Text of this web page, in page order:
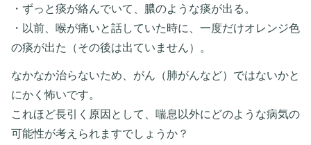
・ずっと痰が絡んでいて、膿のような痰が出る。
・以前、喉が痛いと話していた時に、一度だけオレンジ色
の痰が出た（その後は出ていません）。
なかなか治らないため、がん（肺がんなど）ではないかと
にかく怖いです。
これほど長引く原因として、喘息以外にどのような病気の
可能性が考えられますでしょうか？